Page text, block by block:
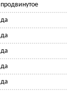
продвинутое
да
да
да
да
да